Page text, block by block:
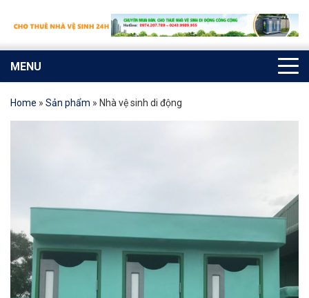
MENU
Home » Sản phẩm » Nhà vệ sinh di động